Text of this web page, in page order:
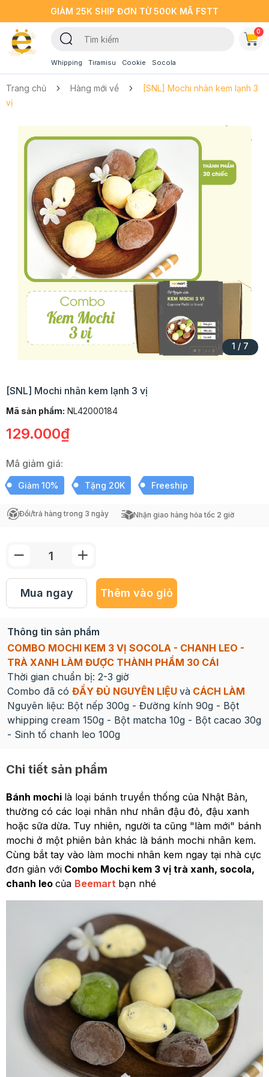
GIẢM 25K SHIP ĐƠN TỪ 500K MÃ FSTT
Whipping Tiramisu Cookie Socola
0
Trang chủ Hàng mới về
[SNL] Mochi nhân kem lạnh 3
vị
1 / 7
[SNL] Mochi nhân kem lạnh 3 vị
Mã sản phẩm: NL42000184
129.000₫
Mã giảm giá:
Giảm 10% Tặng 20K Freeship
Đổi/trả hàng trong 3 ngày Nhận giao hàng hỏa tốc 2 giờ
Mua ngay Thêm vào giỏ
Thông tin sản phẩm
COMBO MOCHI KEM 3 VỊ SOCOLA - CHANH LEO -
TRÀ XANH LÀM ĐƯỢC THÀNH PHẨM 30 CÁI
Thời gian chuẩn bị: 2-3 giờ
Combo đã có ĐẦY ĐỦ NGUYÊN LIỆU và CÁCH LÀM
Nguyên liệu: Bột nếp 300g - Đường kính 90g - Bột
whipping cream 150g - Bột matcha 10g - Bột cacao 30g
- Sinh tố chanh leo 100g
Chi tiết sản phẩm
Bánh mochi là loại bánh truyền thống của Nhật Bản,
thường có các loại nhân như nhân đậu đỏ, đậu xanh
hoặc sữa dừa. Tuy nhiên, người ta cũng "làm mới" bánh
mochi ở một phiên bản khác là bánh mochi nhân kem.
Cùng bắt tay vào làm mochi nhân kem ngay tại nhà cực
đơn giản với Combo Mochi kem 3 vị trà xanh, socola,
chanh leo của Beemart bạn nhé